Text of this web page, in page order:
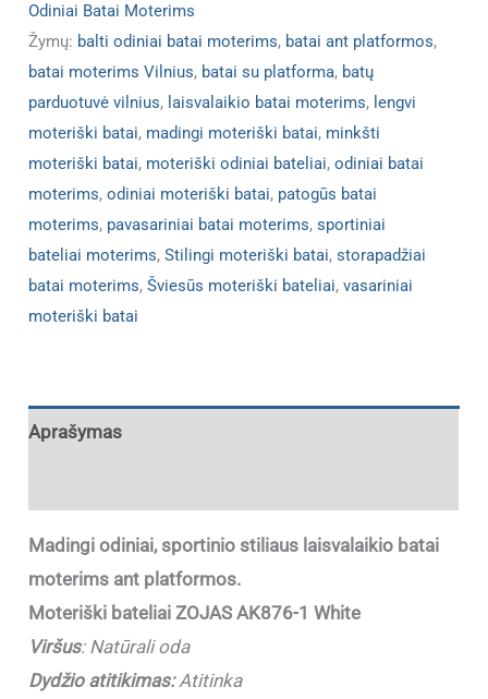
Odiniai Batai Moterims
Žymų: balti odiniai batai moterims, batai ant platformos,
batai moterims Vilnius, batai su platforma, batų
parduotuvė vilnius, laisvalaikio batai moterims, lengvi
moteriški batai, madingi moteriški batai, minkšti
moteriški batai, moteriški odiniai bateliai,odiniai batai
moterims,odiniai moteriški batai, patogūs batai
moterims, pavasariniai batai moterims,sportiniai
bateliai moterims,Stilingi moteriški batai,storapadžiai
batai moterims,Šviesūs moteriški bateliai,vasariniai
moteriški batai
Aprašymas
Madingi odiniai, sportinio stiliaus laisvalaikio batai
moterims ant platformos.
Moteriški bateliai ZOJAS AK876-1 White
Viršus: Natūrali oda
Dydžio atitikimas:Atitinka